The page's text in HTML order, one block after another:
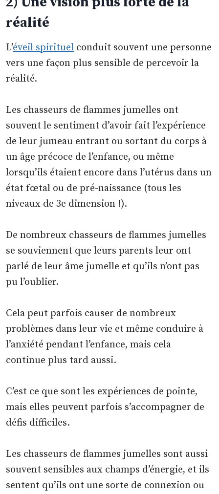
réalité
L’éveil spirituel conduit souvent une personne
vers une façon plus sensible de percevoir la
réalité.
Les chasseurs de flammes jumelles ont
souvent le sentiment d’avoir fait l’expérience
de leur jumeau entrant ou sortant du corps à
un âge précoce de l’enfance, ou même
lorsqu’ils étaient encore dans l’utérus dans un
état fœtal ou de pré-naissance (tous les
niveaux de 3e dimension !).
De nombreux chasseurs de flammes jumelles
se souviennent que leurs parents leur ont
parlé de leur âme jumelle et qu’ils n’ont pas
pu l’oublier.
Cela peut parfois causer de nombreux
problèmes dans leur vie et même conduire à
l’anxiété pendant l’enfance, mais cela
continue plus tard aussi.
C’est ce que sont les expériences de pointe,
mais elles peuvent parfois s’accompagner de
défis difficiles.
Les chasseurs de flammes jumelles sont aussi
souvent sensibles aux champs d’énergie, et ils
sentent qu’ils ont une sorte de connexion ou